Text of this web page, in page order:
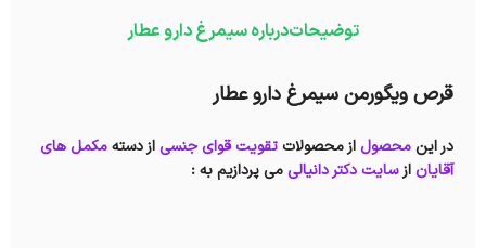
توضیحاتدرباره سیمرغ دارو عطار
قرص ویگورمن سیمرغ دارو عطار
در این محصول از محصولات تقویت قوای جنسیاز دستهمکمل های
آقایان ازسایت دکتر دانیالیمی پردازیم به :